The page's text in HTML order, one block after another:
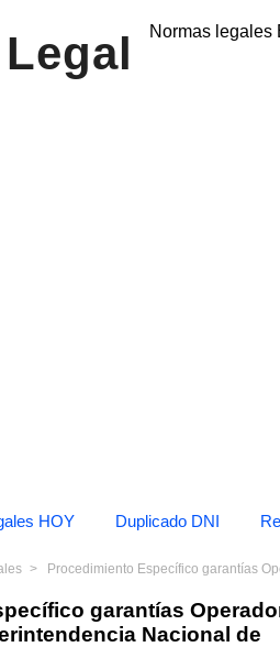
Normas legales
HOY Duplicado DNI
Procedimiento Específico garantías Operadores RS
garantías
Nacional de